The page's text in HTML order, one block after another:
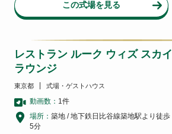
この式場を見る
レストラン ルーク ウィズ スカイ
ラウンジ
東京都 式場・ゲストハウス
動画数： 1 件
場所： 築地 / 地下鉄日比谷線築地駅より徒歩
5分